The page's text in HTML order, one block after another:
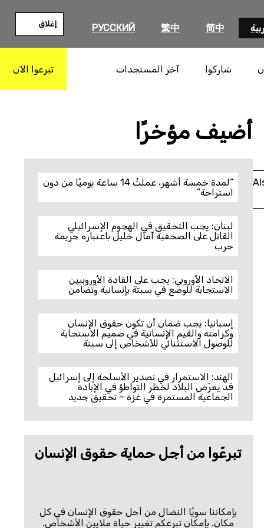
简中
繁中
РУССКИЙ إغلاق
شاركوا آخر المستجدات تبرعوا الآن
أضيف مؤخرًا
“لمدة خمسة أشهر، عملتُ 14 ساعة يوميًا من دون
استراحة”
لبنان: يجب التحقيق في الهجوم الإسرائيلي
القاتل على الصحفية آمال خليل باعتباره جريمة
حرب
الاتحاد الأوروبي: يجب على القادة الأوروبيين
الاستجابة للوضع في سبتة بإنسانية وتضامن
إسبانيا: يجب ضمان أن تكون حقوق الإنسان
وكرامته والقيم الإنسانية في صميم الاستجابة
للوصول الاستثنائي للأشخاص إلى سبتة
الهند: الاستمرار في تصدير الأسلحة إلى إسرائيل
قد يعرّض البلاد لخطر التواطؤ في الإبادة
الجماعية المستمرة في غزة – تحقيق جديد
تبرعّوا من أجل حماية حقوق الإنسان
بإمكاننا سويًا النضال من أجل حقوق الإنسان في كل
مكان. بإمكان تبرعكم تغيير حياة ملايين الأشخاص.